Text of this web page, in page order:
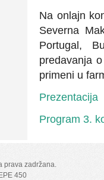
Na onlajn
Severna
Portugal,
predavanja
primeni u
Prezentacija
Program 3.
prava zadržana.
450